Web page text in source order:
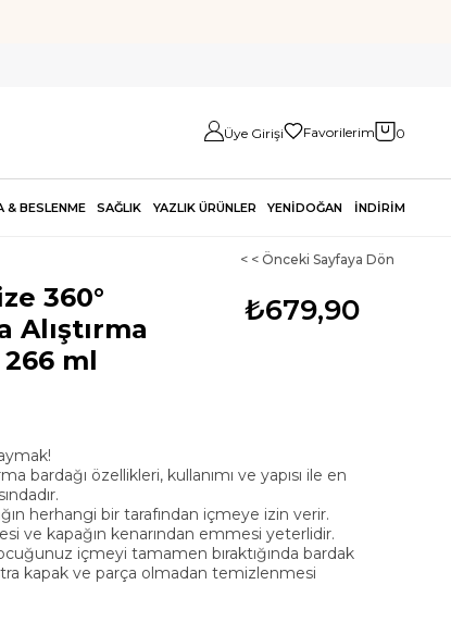
Üye Girişi Favorilerim 0
& BESLENME SAĞLIK YAZLIK ÜRÜNLER YENİDOĞAN İNDİRİM
< < Önceki Sayfaya Dön
₺679,90
360°
Alıştırma
266 ml
bardağı özellikleri, kullanımı ve yapısı ile en
herhangi bir tarafından içmeye izin verir.
ve kapağın kenarından emmesi yeterlidir.
içmeyi tamamen bıraktığında bardak
kapak ve parça olmadan temizlenmesi